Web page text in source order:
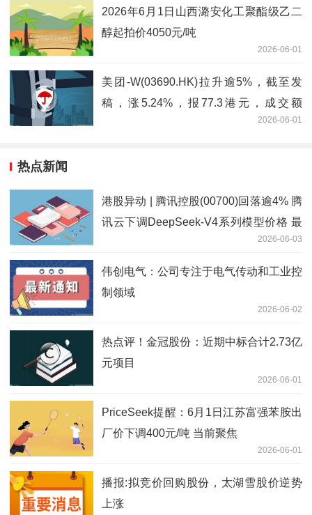
2026年6月1日山西潞安化工聚酯级乙二
醇起拍价4050元/吨
2026-06-01
美团-W(03690.HK)拉升逾5%，截至发
稿，涨5.24%，报77.3港元，成交额
2026-06-01
热点新闻
港股异动 | 腾讯控股(00700)回落逾4% 腾
讯云下调DeepSeek-V4系列模型价格 最
2026-06-03
伟创电气：公司专注于电气传动和工业控
制领域
2026-06-02
热点评！金冠股份：近期中标合计2.73亿
元项目
2026-06-01
PriceSeek提醒：6月1日江苏富强苯胺出
厂价下调400元/吨 当前聚焦
2026-06-01
播报:拟竞价回购股份，太湖雪股价逆势
上涨